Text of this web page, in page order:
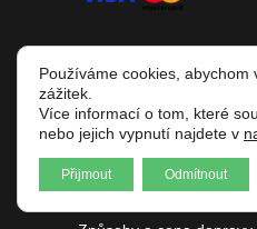
VŠE O
Jak nakupovat
Objednání zboží
Platební podmínky
Používáme cookies,
zážitek.
Více informací o tom, které
nebo jejich vypnutí najdete v
Přijmout Odmítnout